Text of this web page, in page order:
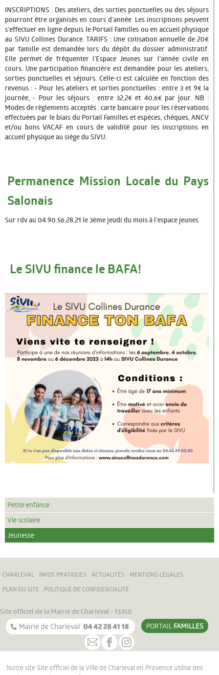
Culture
Associations
Festivités
Tourisme
COMMERCES ET SERVICES
PROGRAMME DES MANIFESTATIONS DU MOIS
POLICE MUNICIPALE
INSCRIPTIONS : Des ateliers, des sorties ponctuelles ou des séjours
pourront être organisés en cours d’année. Les inscriptions peuvent
s’effectuer en ligne depuis le Portail Familles ou en accueil physique
au SIVU Collines Durance. TARIFS : Une cotisation annuelle de 20€
par famille est demandée lors du dépôt du dossier administratif.
Elle permet de fréquenter l’Espace Jeunes sur l’année civile en
cours. Une participation financière est demandée pour les ateliers,
sorties ponctuelles et séjours. Celle-ci est calculée en fonction des
revenus : • Pour les ateliers et sorties ponctuelles : entre 3 et 9€ la
journée, • Pour les séjours : entre 32,2€ et 40,6€ par jour. NB :
Modes de règlements acceptés : carte bancaire pour les réservations
effectuées par le biais du Portail Familles et espèces, chèques, ANCV
et/ou bons VACAF en cours de validité pour les inscriptions en
accueil physique au siège du SIVU.
Permanence Mission Locale du Pays
Salonais
Sur rdv au 04.90.56.28.21 le 3ème jeudi du mois à l'espace jeunes
Le SIVU finance le BAFA!
Petite enfance
Vie scolaire
Jeunesse
CHARLEVAL INFOS PRATIQUES ACTUALITÉS
MENTIONS LÉGALES
PLAN DU SITE
POLITIQUE DE CONFIDENTIALITÉ
Site officiel de la Mairie de Charleval - 13350
PORTAIL FAMILLES
Notre site Site officiel de la Ville de Charleval en Provence utilise des